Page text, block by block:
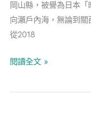
岡山縣，被譽為日本
向瀨戶內海，無論到關
從2018
精
選
介
閱讀全文 »